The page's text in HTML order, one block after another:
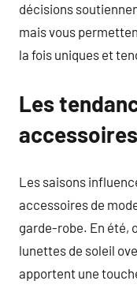
décisions
mais vous
la fois uniques et
Les
accessoires
Les saisons
accessoires de
garde-robe. En été,
lunettes de soleil
apportent une